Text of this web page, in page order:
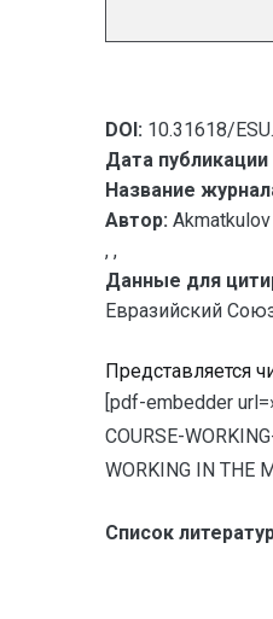
DOI: 10.31618/
Дата
Название
Автор: Akmatkulov
, ,
Данные для
Евразийский
Представляется
[pdf-embedder
COURSE-
WORKING IN THE
Список